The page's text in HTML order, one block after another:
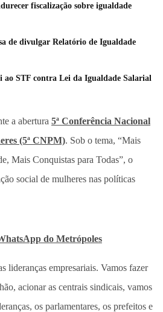
fiscalização sobre igualdade
de divulgar Relatório de Igualdade
STF contra Lei da Igualdade Salarial
a abertura 5ª Conferência Nacional
(5ª CNPM). Sob o tema, “Mais
Mais Conquistas para Todas”, o
social de mulheres nas políticas
do Metrópoles
lideranças empresariais. Vamos fazer
acionar as centrais sindicais, vamos
os parlamentares, os prefeitos e